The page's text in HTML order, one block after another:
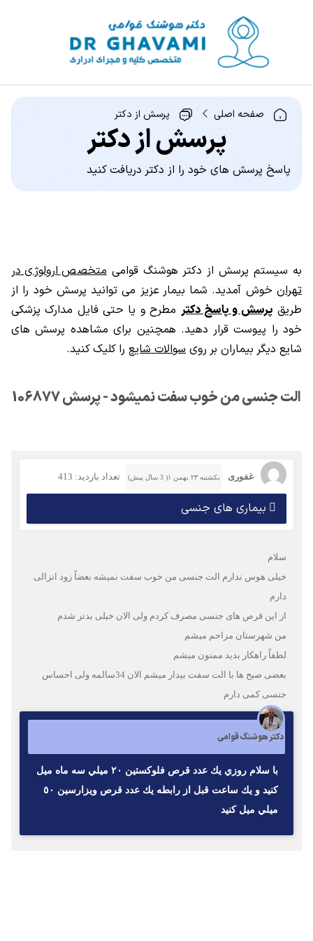
صفحه اصلی پرسش از دکتر
پرسش از دکتر
پاسخ پرسش های خود را از دکتر دریافت کنید
به سیستم پرسش از دکتر هوشنگ قوامی متخصص ارولوژی در
تهران خوش آمدید. شما بیمار عزیز می توانید پرسش خود را از
طریق پرسش و پاسخ دکتر مطرح و یا حتی فایل مدارک پزشکی
خود را پیوست قرار دهید. همچنین برای مشاهده پرسش های
شایع دیگر بیماران بر روی سوالات شایع را کلیک کنید.
الت جنسی من خوب سفت نمیشود - پرسش 106877
غفوری یکشنبه ۲۳ بهمن ۱( 3 سال پیش) تعداد بازدید: 413
بیماری های جنسی
سلام
خیلی هوس ندارم الت جنسی من خوب سفت نمیشه بعضاً زود انزالی
دارم
از این قرص های جنسی مصرف کردم ولی الان خیلی بدتر شدم
من شهرستان مزاحم میشم
لطفاً راهکار بدید ممنون میشم
بعضی صبح ها با الت سفت بیدار میشم الان 34سالمه ولی احساس
جنسی کمی دارم
دکتر هوشنگ قوامی
با سلام روزي يك عدد قرص فلوكستين ٢٠ ميلي سه ماه ميل
كنيد و يك ساعت قبل از رابطه يك عدد قرص ويزارسين ٥٠
ميلي ميل كنيد